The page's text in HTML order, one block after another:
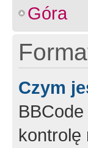
Góra
Czym
kontrolę